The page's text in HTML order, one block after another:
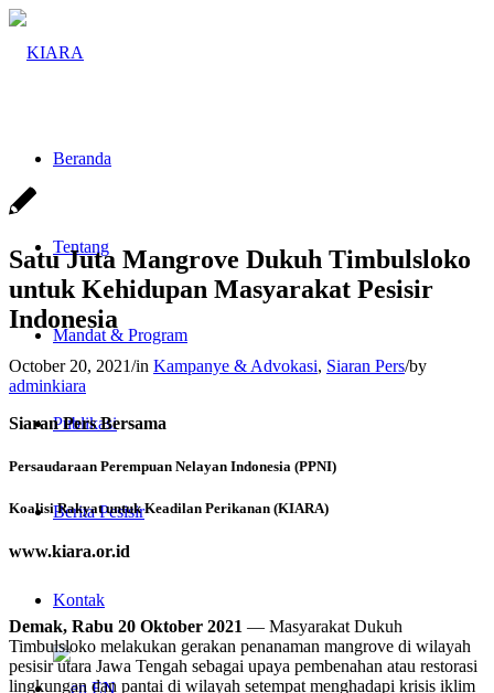
Beranda
Tentang
Mandat & Program
Publikasi
Berita Pesisir
Kontak
EN
Satu Juta Mangrove Dukuh Timbulsloko
untuk Kehidupan Masyarakat Pesisir
Indonesia
October 20, 2021/in Kampanye & Advokasi, Siaran Pers/by
adminkiara
Siaran Pers Bersama
Persaudaraan Perempuan Nelayan Indonesia (PPNI)
Koalisi Rakyat untuk Keadilan Perikanan (KIARA)
www.kiara.or.id
Demak, Rabu 20 Oktober 2021 — Masyarakat Dukuh
Timbulsloko melakukan gerakan penanaman mangrove di wilayah
pesisir utara Jawa Tengah sebagai upaya pembenahan atau restorasi
lingkungan dan pantai di wilayah setempat menghadapi krisis iklim